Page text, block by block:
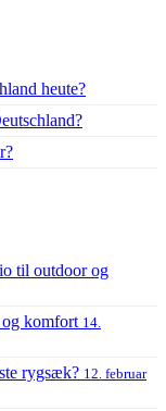
heute?
til outdoor og
komfort 14.
rygsæk? 12. februar